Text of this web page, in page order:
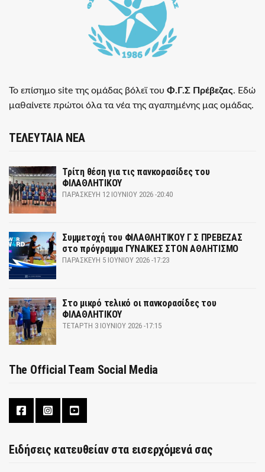
Το επίσημο site της ομάδας βόλεϊ του Φ.Γ.Σ Πρέβεζας. Εδώ
μαθαίνετε πρώτοι όλα τα νέα της αγαπημένης μας ομάδας.
ΤΕΛΕΥΤΑΙΑ ΝΕΑ
Τρίτη θέση για τις πανκορασίδες του
ΦΙΛΑΘΛΗΤΙΚΟΥ
ΠΑΡΑΣΚΕΥΉ 12 ΙΟΥΝΊΟΥ 2026 -20:40
Συμμετοχή του ΦΙΛΑΘΛΗΤΙΚΟΥ Γ Σ ΠΡΕΒΕΖΑΣ
στο πρόγραμμα ΓΥΝΑΙΚΕΣ ΣΤΟΝ ΑΘΛΗΤΙΣΜΟ
ΠΑΡΑΣΚΕΥΉ 5 ΙΟΥΝΊΟΥ 2026 -17:23
Στο μικρό τελικό οι πανκορασίδες του
ΦΙΛΑΘΛΗΤΙΚΟΥ
ΤΕΤΆΡΤΗ 3 ΙΟΥΝΊΟΥ 2026 -17:15
The Official Team Social Media
Ειδήσεις κατευθείαν στα εισερχόμενά σας